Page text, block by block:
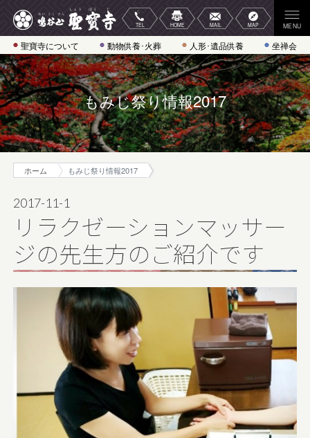
聖寶寺について 動物供養･火葬 人形･遺品供養 坐禅会
もみじ祭り情報2017
ホーム もみじ祭り情報2017
2017-11-1
リラクゼーションマッサー
ジの先生方のご紹介です